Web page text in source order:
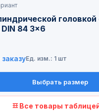
84 3x6
Ед. изм.: 1 шт
Выбрать размер
Все товары